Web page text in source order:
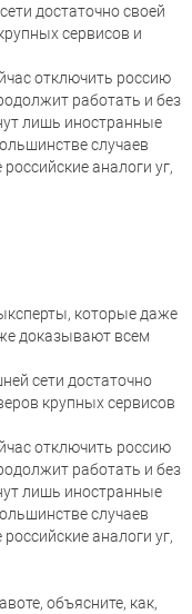
достаточно своей
сервисов и
отключить россию
работать и без
лишь иностранные
случаев
аналоги уг,
которые даже
доказывают всем
сети достаточно
крупных сервисов
отключить россию
работать и без
лишь иностранные
случаев
аналоги уг,
объясните, как,